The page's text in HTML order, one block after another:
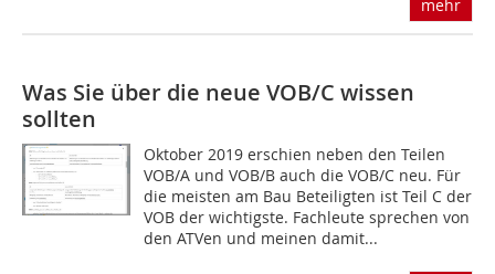
mehr
Was Sie über die neue VOB/C wissen
sollten
Oktober 2019 erschien neben den Teilen
VOB/A und VOB/B auch die VOB/C neu. Für
die meisten am Bau Beteiligten ist Teil C der
VOB der wichtigste. Fachleute sprechen von
den ATVen und meinen damit...